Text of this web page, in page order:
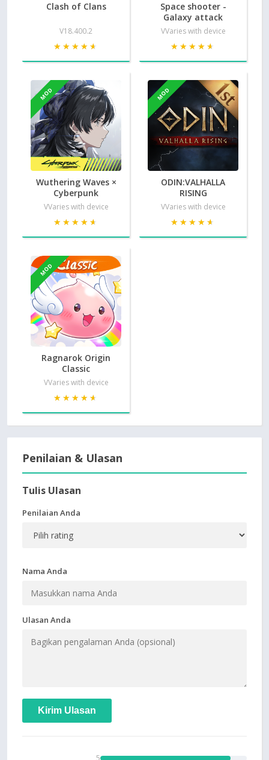
Clash of Clans
V18.400.2
★★★★★
★★★★★
Space shooter -
Galaxy attack
VVaries with device
★★★★★
★★★★★
MOD
Wuthering Waves ×
Cyberpunk
VVaries with device
★★★★★
★★★★★
MOD
ODIN:VALHALLA
RISING
VVaries with device
★★★★★
★★★★★
MOD
Ragnarok Origin
Classic
VVaries with device
★★★★★
★★★★★
Penilaian & Ulasan
Tulis Ulasan
Penilaian Anda
Nama Anda
Ulasan Anda
Kirim Ulasan
5